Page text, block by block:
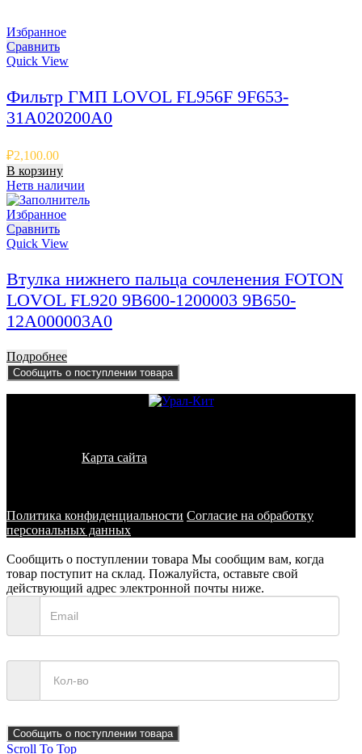
Избранное
Сравнить
Quick View
Фильтр ГМП LOVOL FL956F 9F653-
31A020200A0
₽2,100.00
В корзину
Нетв наличии
Избранное
Сравнить
Quick View
Втулка нижнего пальца сочленения FOTON
LOVOL FL920 9B600-1200003 9B650-
12A000003A0
Подробнее
Сообщить о поступлении товара
Карта сайта
Политика конфиденциальности Согласие на обработку
персональных данных
Сообщить о поступлении товара Мы сообщим вам, когда
товар поступит на склад. Пожалуйста, оставьте свой
действующий адрес электронной почты ниже.
Сообщить о поступлении товара
Scroll To Top